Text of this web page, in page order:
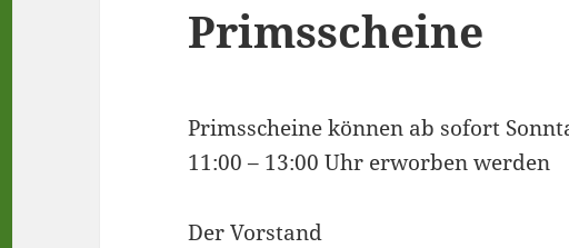
Primsscheine
Primsscheine können ab sofort
11:00 – 13:00 Uhr erworben werden
Der Vorstand